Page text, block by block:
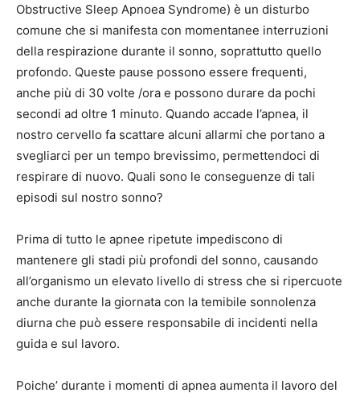
Obstructive Sleep Apnoea Syndrome) è un disturbo
comune che si manifesta con momentanee interruzioni
della respirazione durante il sonno, soprattutto quello
profondo. Queste pause possono essere frequenti,
anche più di 30 volte /ora e possono durare da pochi
secondi ad oltre 1 minuto. Quando accade l’apnea, il
nostro cervello fa scattare alcuni allarmi che portano a
svegliarci per un tempo brevissimo, permettendoci di
respirare di nuovo. Quali sono le conseguenze di tali
episodi sul nostro sonno?
Prima di tutto le apnee ripetute impediscono di
mantenere gli stadi più profondi del sonno, causando
all’organismo un elevato livello di stress che si ripercuote
anche durante la giornata con la temibile sonnolenza
diurna che può essere responsabile di incidenti nella
guida e sul lavoro.
Poiche’ durante i momenti di apnea aumenta il lavoro del